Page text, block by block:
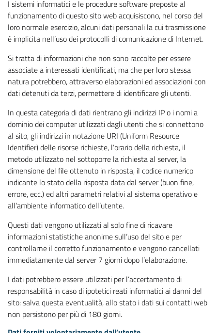
I sistemi informatici e le procedure software preposte al
funzionamento di questo sito web acquisiscono, nel corso del
loro normale esercizio, alcuni dati personali la cui trasmissione
è implicita nell’uso dei protocolli di comunicazione di Internet.
Si tratta di informazioni che non sono raccolte per essere
associate a interessati identificati, ma che per loro stessa
natura potrebbero, attraverso elaborazioni ed associazioni con
dati detenuti da terzi, permettere di identificare gli utenti.
In questa categoria di dati rientrano gli indirizzi IP o i nomi a
dominio dei computer utilizzati dagli utenti che si connettono
al sito, gli indirizzi in notazione URI (Uniform Resource
Identifier) delle risorse richieste, l’orario della richiesta, il
metodo utilizzato nel sottoporre la richiesta al server, la
dimensione del file ottenuto in risposta, il codice numerico
indicante lo stato della risposta data dal server (buon fine,
errore, ecc.) ed altri parametri relativi al sistema operativo e
all’ambiente informatico dell’utente.
Questi dati vengono utilizzati al solo fine di ricavare
informazioni statistiche anonime sull’uso del sito e per
controllarne il corretto funzionamento e vengono cancellati
immediatamente dal server 7 giorni dopo l’elaborazione.
I dati potrebbero essere utilizzati per l’accertamento di
responsabilità in caso di ipotetici reati informatici ai danni del
sito: salva questa eventualità, allo stato i dati sui contatti web
non persistono per più di 180 giorni.